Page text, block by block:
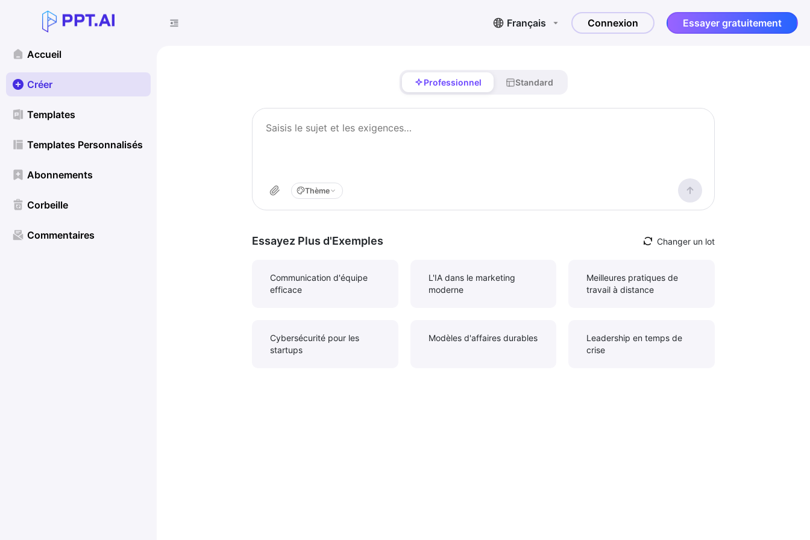
Accueil
Créer
Templates
Templates Personnalisés
Abonnements
Corbeille
Commentaires
Français Connexion Essayer gratuitement
Professionnel Standard
Thème
Essayez Plus d'Exemples Changer un lot
Communication d'équipe
efficace
L'IA dans le marketing
moderne
Meilleures pratiques de
travail à distance
Cybersécurité pour les
startups
Modèles d'affaires durables
Leadership en temps de
crise